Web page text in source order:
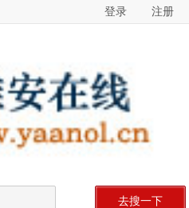
登录 注册
去搜一下